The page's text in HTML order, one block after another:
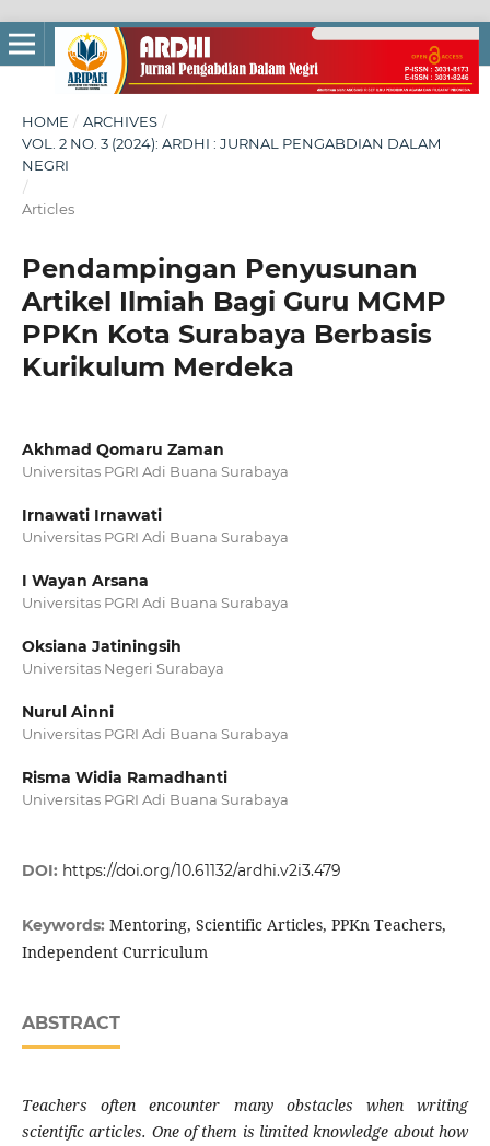
HOME / ARCHIVES /
VOL. 2 NO. 3 (2024): ARDHI : JURNAL PENGABDIAN DALAM
NEGRI
/
Articles
Pendampingan Penyusunan
Artikel Ilmiah Bagi Guru MGMP
PPKn Kota Surabaya Berbasis
Kurikulum Merdeka
Akhmad Qomaru Zaman
Universitas PGRI Adi Buana Surabaya
Irnawati Irnawati
Universitas PGRI Adi Buana Surabaya
I Wayan Arsana
Universitas PGRI Adi Buana Surabaya
Oksiana Jatiningsih
Universitas Negeri Surabaya
Nurul Ainni
Universitas PGRI Adi Buana Surabaya
Risma Widia Ramadhanti
Universitas PGRI Adi Buana Surabaya
DOI: https://doi.org/10.61132/ardhi.v2i3.479
Keywords: Mentoring, Scientific Articles, PPKn Teachers,
Independent Curriculum
ABSTRACT
Teachers often encounter many obstacles when writing
scientific articles. One of them is limited knowledge about how